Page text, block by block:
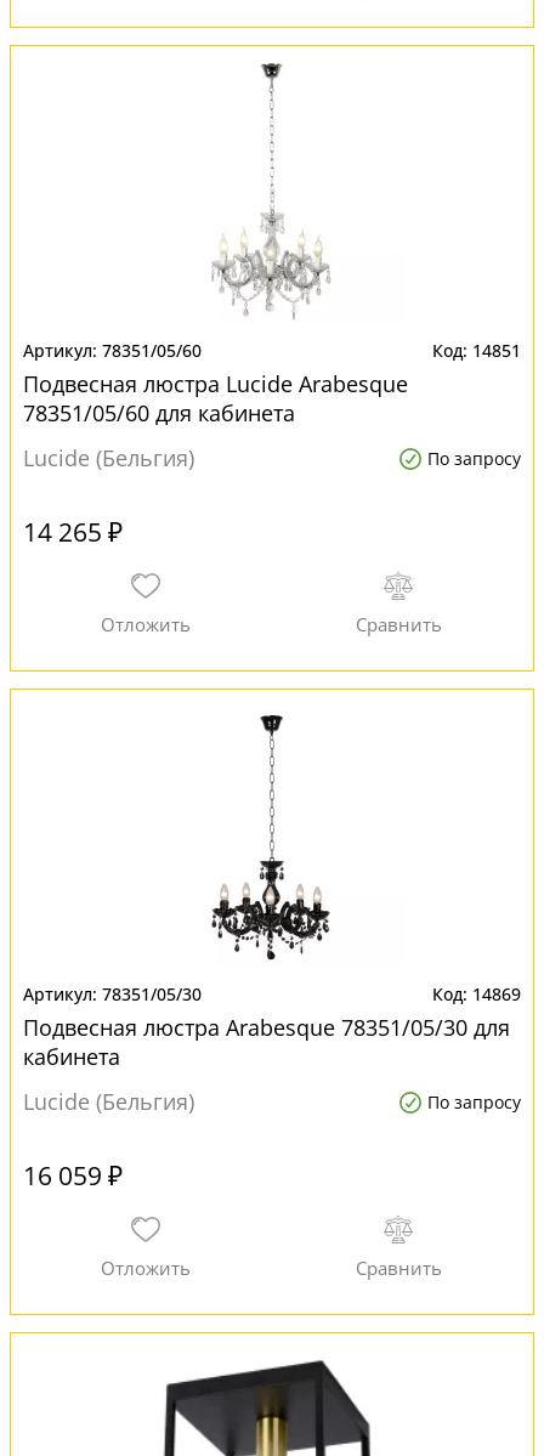
78351/05/60 14851
Подвесная люстра Lucide Arabesque
78351/05/60 для кабинета
Lucide (Бельгия)
По запросу
14 265 ₽
78351/05/30 14869
Подвесная люстра Arabesque 78351/05/30 для
кабинета
Lucide (Бельгия)
По запросу
16 059 ₽